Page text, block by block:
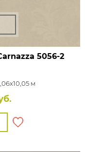
5056-2
м